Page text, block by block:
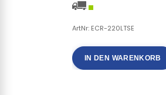
ArtNr: ECR-220LTSE
IN DEN WARENKORB